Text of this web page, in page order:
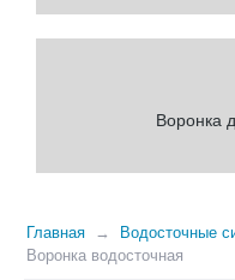
Воронка
Главная
Водосточные
Воронка водосточная